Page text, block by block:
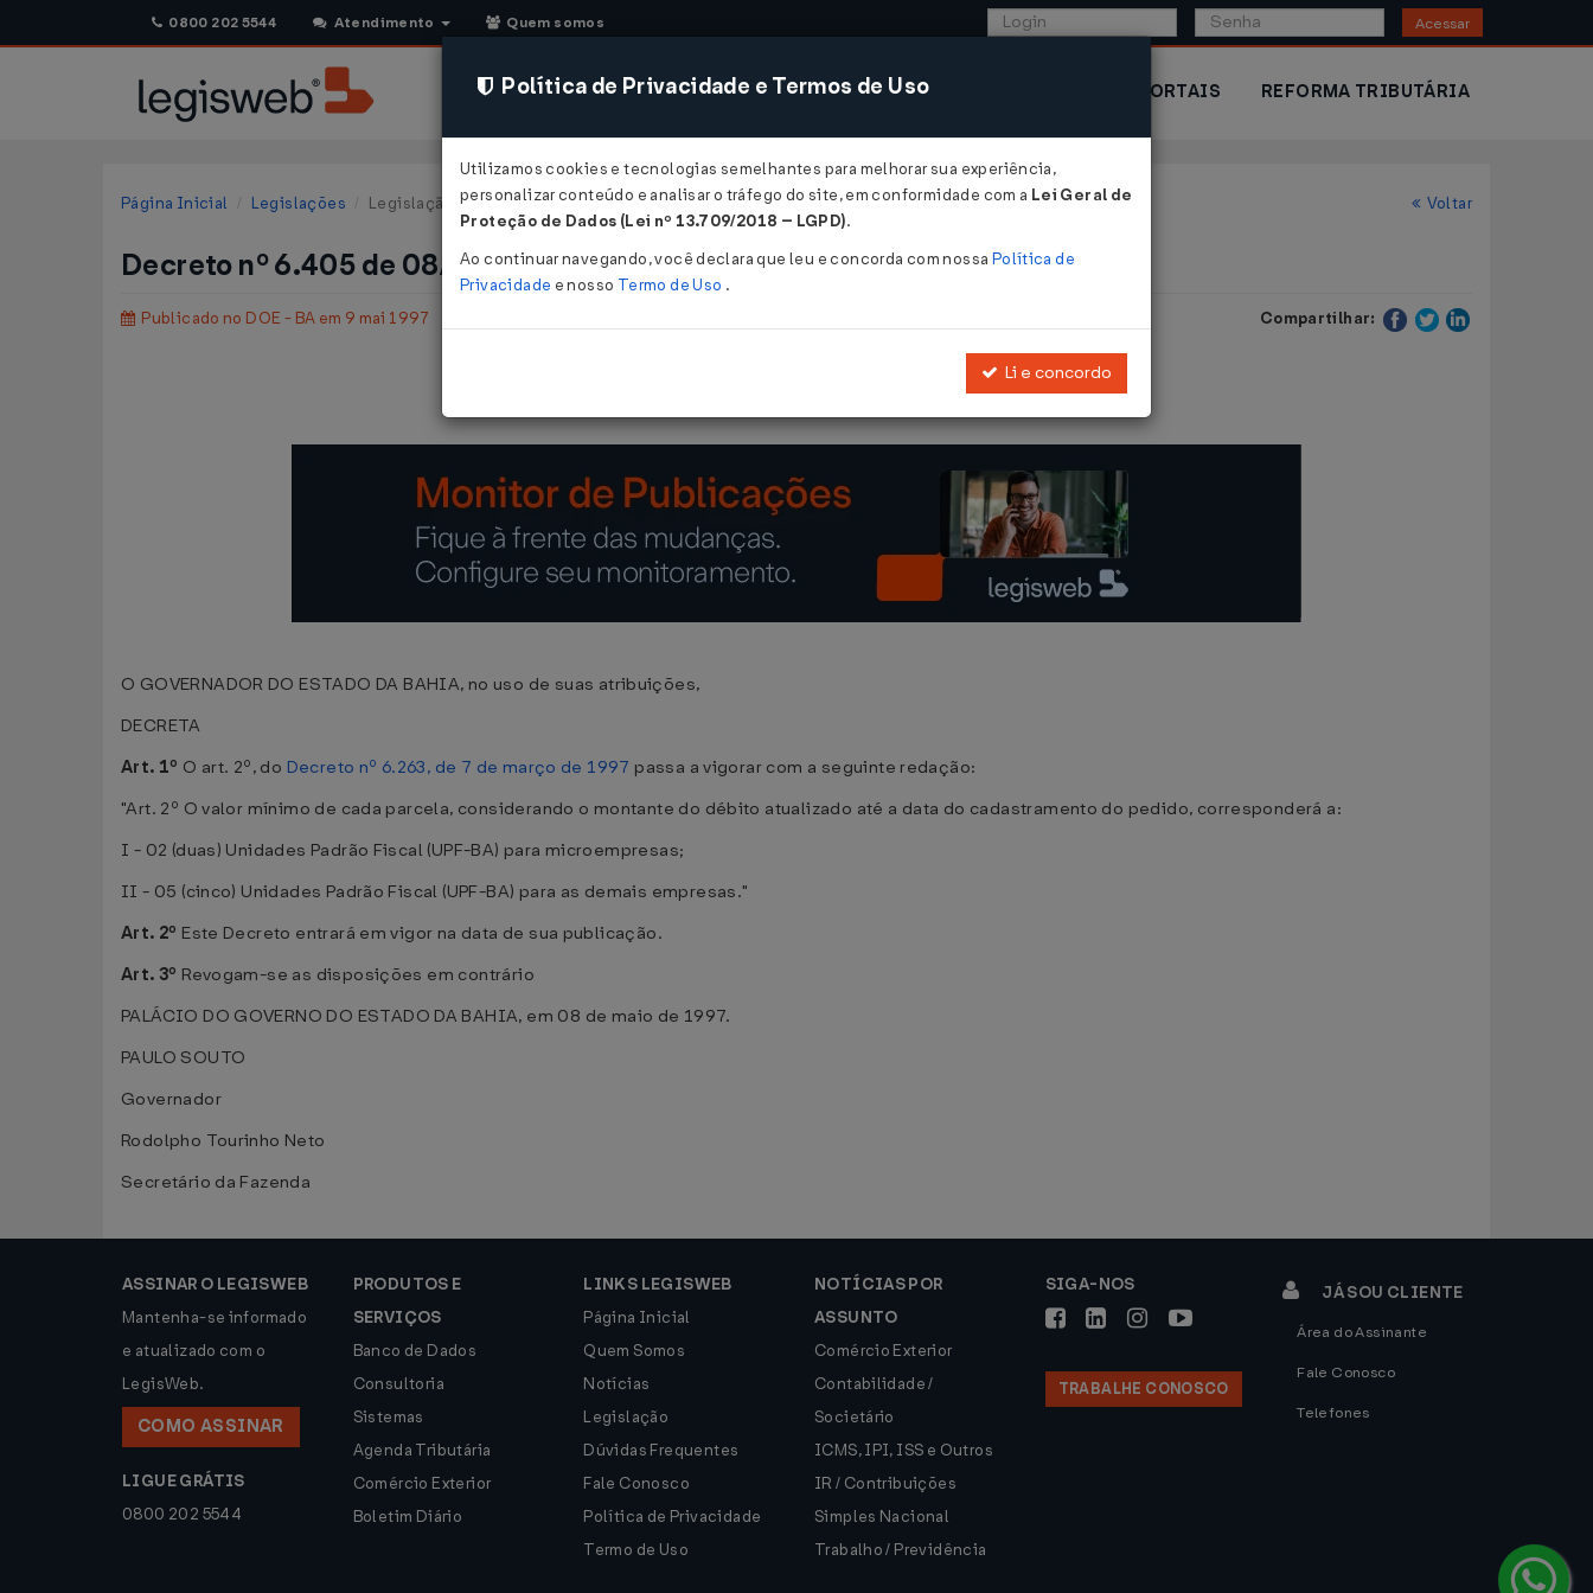
0800 202 5544 Atendimento Quem somos Acessar
CONSULTORIA SISTEMAS COMÉRCIO EXTERIOR PORTAIS REFORMA TRIBUTÁRIA
Página Inicial Legislações Legislação Estadual - Bahia Voltar
Decreto nº 6.405 de 08/05/1997
Publicado no DOE - BA em 9 mai 1997 Compartilhar:
Decreto nº 6.263, de 07.03.97.
O GOVERNADOR DO ESTADO DA BAHIA, no uso de suas atribuições,
DECRETA
Art. 1º O art. 2º, do Decreto nº 6.263, de 7 de março de 1997 passa a vigorar com a seguinte redação:
"Art. 2º O valor mínimo de cada parcela, considerando o montante do débito atualizado até a data do cadastramento do pedido, corresponderá a:
I - 02 (duas) Unidades Padrão Fiscal (UPF-BA) para microempresas;
II - 05 (cinco) Unidades Padrão Fiscal (UPF-BA) para as demais empresas."
Art. 2º Este Decreto entrará em vigor na data de sua publicação.
Art. 3º Revogam-se as disposições em contrário
PALÁCIO DO GOVERNO DO ESTADO DA BAHIA, em 08 de maio de 1997.
PAULO SOUTO
Governador
Rodolpho Tourinho Neto
Secretário da Fazenda
ASSINAR O LEGISWEB
Mantenha-se informado
e atualizado com o
LegisWeb.
COMO ASSINAR
LIGUE GRÁTIS
0800 202 5544
PRODUTOS E
SERVIÇOS
Banco de Dados
Consultoria
Sistemas
Agenda Tributária
Comércio Exterior
Boletim Diário
LINKS LEGISWEB
Página Inicial
Quem Somos
Notícias
Legislação
Dúvidas Frequentes
Fale Conosco
Política de Privacidade
Termo de Uso
NOTÍCIAS POR
ASSUNTO
Comércio Exterior
Contabilidade /
Societário
ICMS, IPI, ISS e Outros
IR / Contribuições
Simples Nacional
Trabalho / Previdência
SIGA-NOS
TRABALHE CONOSCO
JÁ SOU CLIENTE
Área do Assinante
Fale Conosco
Telefones
Política de Privacidade e Termos de Uso
Utilizamos cookies e tecnologias semelhantes para melhorar sua experiência,
personalizar conteúdo e analisar o tráfego do site, em conformidade com a Lei Geral de
Proteção de Dados (Lei nº 13.709/2018 – LGPD).
Ao continuar navegando, você declara que leu e concorda com nossa Política de
Privacidade e nosso Termo de Uso .
Li e concordo